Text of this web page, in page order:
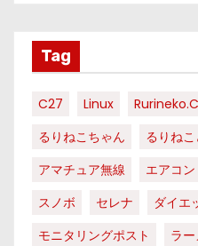
Tag
C27 Linux
るりねこちゃん
るりね
アマチュア無線
エアコン
スノボ
セレナ ダイエ
モニタリングポスト
ラ